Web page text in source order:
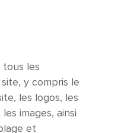
tous les
y compris le
les logos, les
images, ainsi
et